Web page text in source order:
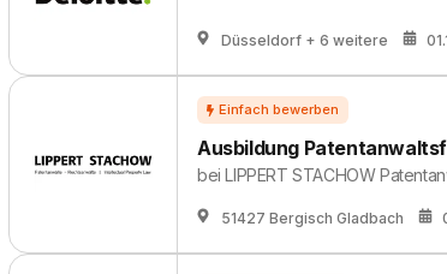
Düsseldorf + 6 weitere
Ausbildung
beiLIPPERT STACHOW
51427 Bergisch Gladbach